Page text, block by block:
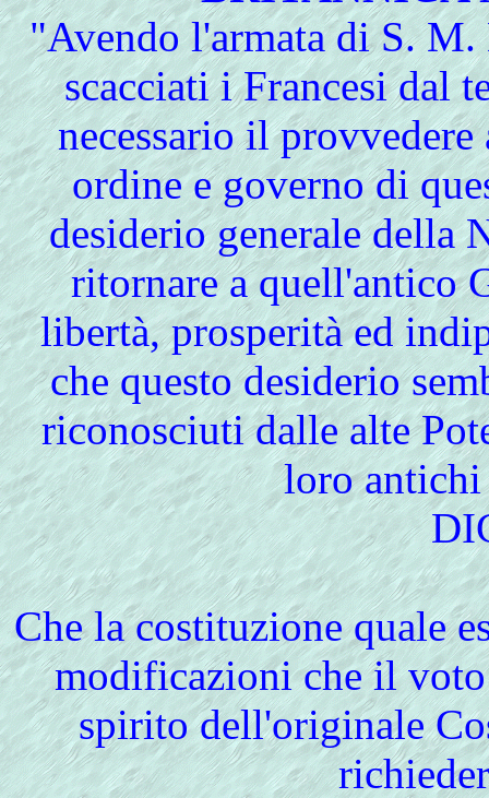
"Avendo l'armata di S.
scacciati i Francesi dal
necessario il
ordine e governo di
desiderio generale della
ritornare a quell'antico
libertà, prosperità ed
che questo desiderio
riconosciuti dalle alte
loro
Che la costituzione quale
modificazioni che il
spirito dell'originale